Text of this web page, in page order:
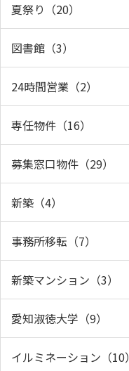
夏祭り（20）
図書館（3）
24時間営業（2）
専任物件（16）
募集窓口物件（29）
新築（4）
事務所移転（7）
新築マンション（3）
愛知淑徳大学（9）
イルミネーション（10）